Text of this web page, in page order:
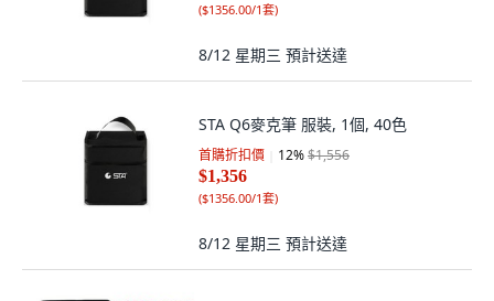
($1356.00/1套)
8/12 星期三 預計送達
STA Q6麥克筆 服裝, 1個, 40色
首購折扣價 12%$1,556
$1,356
($1356.00/1套)
8/12 星期三 預計送達